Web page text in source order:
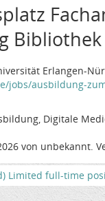
Bibliothek
Erlangen-
jobs/ausbildung-
Digitale
von unbekannt.
full-time